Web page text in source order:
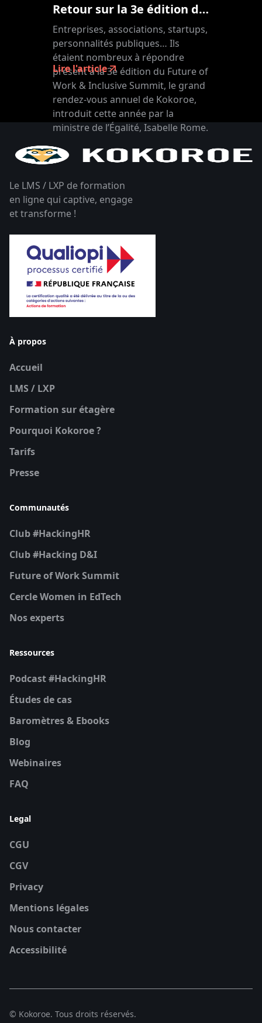
Retour sur la 3e édition de notre Future of Work & Inclusive Summit
Entreprises, associations, startups,
personnalités publiques… Ils
étaient nombreux à répondre
présent à la 3e édition du Future of
Work & Inclusive Summit, le grand
rendez-vous annuel de Kokoroe,
introduit cette année par la
ministre de l’Égalité, Isabelle Rome.
Lire l'article
Le LMS / LXP de formation
en ligne qui captive, engage
et transforme !
À propos
Accueil
LMS / LXP
Formation sur étagère
Pourquoi Kokoroe ?
Tarifs
Presse
Communautés
Club #HackingHR
Club #Hacking D&I
Future of Work Summit
Cercle Women in EdTech
Nos experts
Ressources
Podcast #HackingHR
Études de cas
Baromètres & Ebooks
Blog
Webinaires
FAQ
Legal
CGU
CGV
Privacy
Mentions légales
Nous contacter
Accessibilité
© Kokoroe. Tous droits réservés.